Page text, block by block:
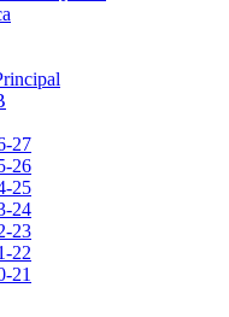
27
26
25
24
23
22
21